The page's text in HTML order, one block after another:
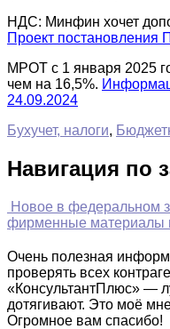
НДС: Минфин хочет
Проект постановления
МРОТ с 1 января 2025
чем на 16,5%.
24.09.2024
Бухучет, налоги,
Навигация по
Новое в федеральном
фирменные материалы
Очень полезная
проверять всех
«КонсультантПлюс» —
дотягивают. Это моё
Огромное вам спасибо!